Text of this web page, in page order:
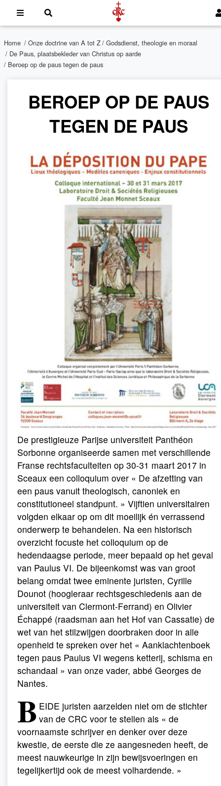
Home / Onze doctrine van A tot Z/ Godsdienst, theologie en moraal
/ De Paus, plaatsbekleder van Christus op aarde
/ Beroep op de paus tegen de paus
BEROEP OP DE PAUS
TEGEN DE PAUS
De prestigieuze Parijse universiteit Panthéon
Sorbonne organiseerde samen met verschillende
Franse rechtsfaculteiten op 30-31 maart 2017 in
Sceaux een colloquium over « De afzetting van
een paus vanuit theologisch, canoniek en
constitutioneel standpunt. » Vijftien universitairen
volgden elkaar op om dit moeilijk én verrassend
onderwerp te behandelen. Na een historisch
overzicht focuste het colloquium op de
hedendaagse periode, meer bepaald op het geval
van Paulus VI. De bijeenkomst was van groot
belang omdat twee eminente juristen, Cyrille
Dounot (hoogleraar rechtsgeschiedenis aan de
universiteit van Clermont-Ferrand) en Olivier
Échappé (raadsman aan het Hof van Cassatie) de
wet van het stilzwijgen doorbraken door in alle
openheid te spreken over het « Aanklachtenboek
tegen paus Paulus VI wegens ketterij, schisma en
schandaal » van onze vader, abbé Georges de
Nantes.
B EIDE juristen aarzelden niet om de stichter
van de CRC voor te stellen als « de
voornaamste schrijver en denker over deze
kwestie, de eerste die ze aangesneden heeft, de
meest nauwkeurige in zijn bewijsvoeringen en
tegelijkertijd ook de meest volhardende. »